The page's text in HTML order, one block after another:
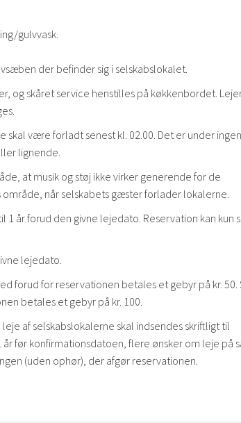
gulvvask.
der befinder sig i selskabslokalet.
og skåret service henstilles på køkkenbordet.
skal være forladt senest kl. 02.00. Det er under ingen
lignende.
at musik og støj ikke virker generende for de
når selskabets gæster forlader lokalerne.
år forud den givne lejedato. Reservation kan kun
lejedato.
forud for reservationen betales et gebyr på kr. 50.
betales et gebyr på kr. 100.
af selskabslokalerne skal indsendes skriftligt til
før konfirmationsdatoen, flere ønsker om leje på
(uden ophør), der afgør reservationen.